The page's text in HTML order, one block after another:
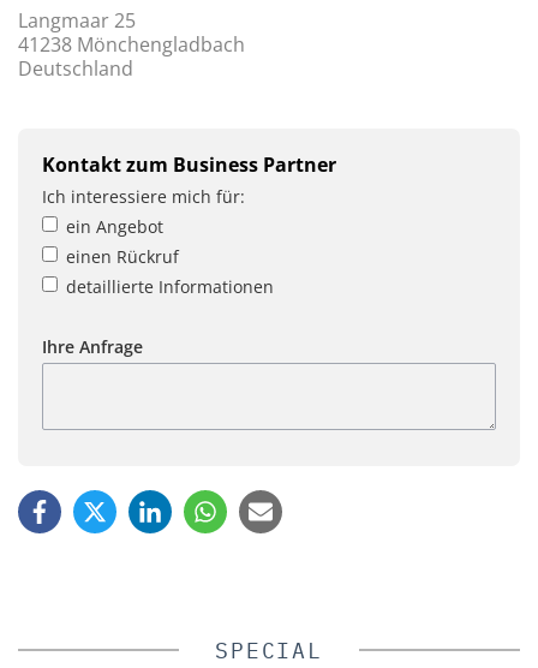
Langmaar 25
41238 Mönchengladbach
Deutschland
Kontakt zum Business Partner
Ich interessiere mich für:
ein Angebot
einen Rückruf
detaillierte Informationen
Ihre Anfrage
SPECIAL